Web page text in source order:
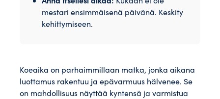
mestari ensimmäisenä päivänä. Keskity
kehittymiseen.
Koeaika on parhaimmillaan matka, jonka aikana
luottamus rakentuu ja epävarmuus hälvenee. Se
on mahdollisuus näyttää kyntensä ja varmistua